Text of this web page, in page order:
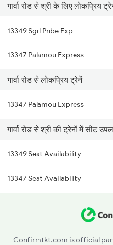
Garwa Road to Renukoot Trains
Garwa Road to Japla Trains
Garwa Road to Obra Trains
Garwa Road to Ranchi Trains
Garwa Road to Nagar Untari
Garwa Road to New Delhi Trains
Garwa Road to Muri Trains
Garwa Road to Patna Trains
गार्वा रोड से श्री के लिए लोकप्रिय
13349 Sgrl Pnbe Exp
13347 Palamou Express
गार्वा रोड से लोकप्रिय ट्रेनें
13347 Palamou Express
गार्वा रोड से श्री की ट्रेनों में सीट
13349 Seat Availability
13347 Seat Availability
Confirmtkt.com is official